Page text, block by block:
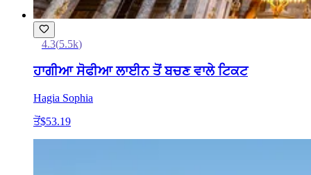
4.3(5.5k)
ਹਾਗੀਆ ਸੋਫੀਆ ਲਾਈਨ ਤੋਂ ਬਚਣ ਵਾਲੇ ਟਿਕਟ
Hagia Sophia
ਤੋਂ$53.19